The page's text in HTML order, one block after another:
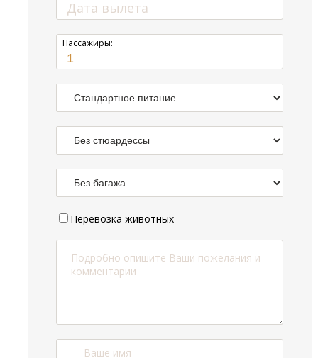
Пассажиры:
Перевозка животных